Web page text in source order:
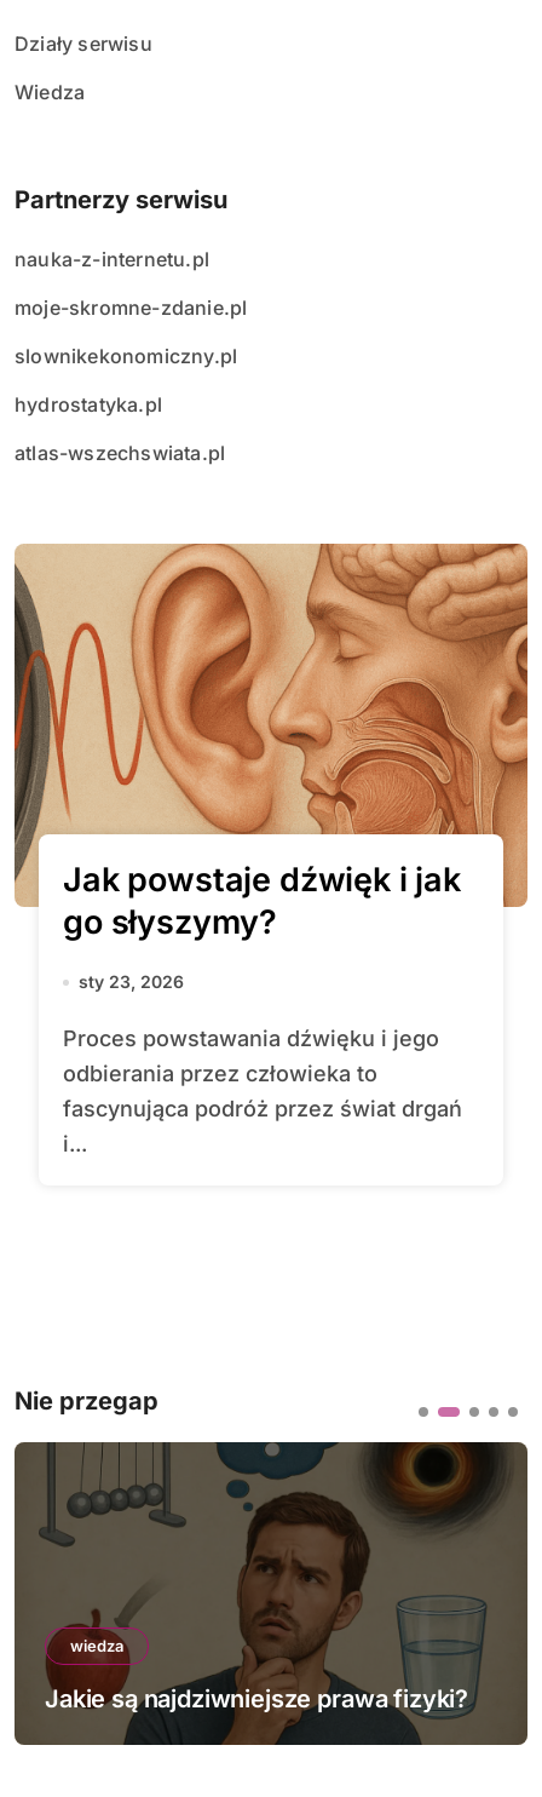
Działy serwisu
Wiedza
Partnerzy serwisu
nauka-z-internetu.pl
moje-skromne-zdanie.pl
slownikekonomiczny.pl
hydrostatyka.pl
atlas-wszechswiata.pl
Jak powstaje dźwięk i jak
go słyszymy?
sty 23, 2026
Proces powstawania dźwięku i jego
odbierania przez człowieka to
fascynująca podróż przez świat drgań
i...
Nie przegap
wiedza
Jakie są najdziwniejsze prawa fizyki?